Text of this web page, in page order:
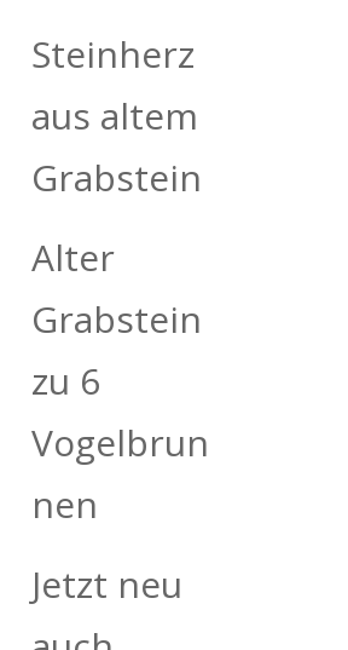
Steinherz
aus altem
Grabstein
Alter
Grabstein
zu 6
Vogelbrun
nen
Jetzt neu